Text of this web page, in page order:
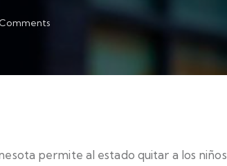
permite al estado quitar a los